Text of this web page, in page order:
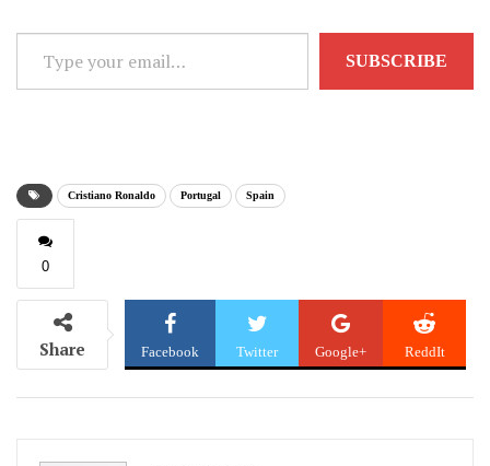
your
SUBSCRIBE
Cristiano Ronaldo Portugal Spain
0
Share Facebook Twitter Google+ ReddIt